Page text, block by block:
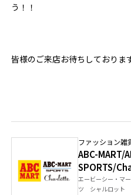
う！！
皆様のご来店お待ちしており
ファッション雑
ABC-MART/
SPORTS/
エービーシー・マ
ツ シャルロット